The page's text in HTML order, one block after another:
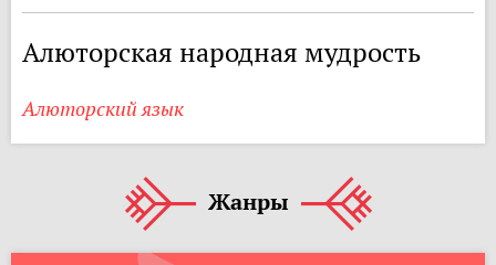
Алюторская народная мудрость
Алюторский язык
Жанры